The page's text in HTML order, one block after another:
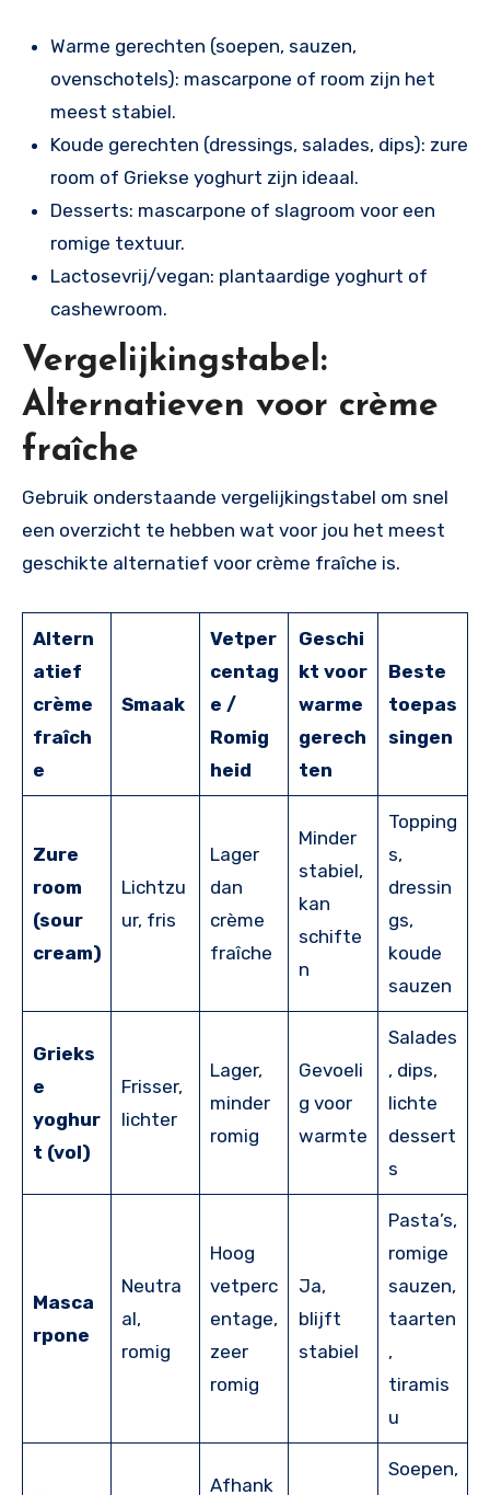
Warme gerechten (soepen, sauzen,
ovenschotels): mascarpone of room zijn het
meest stabiel.
Koude gerechten (dressings, salades, dips): zure
room of Griekse yoghurt zijn ideaal.
Desserts: mascarpone of slagroom voor een
romige textuur.
Lactosevrij/vegan: plantaardige yoghurt of
cashewroom.
Vergelijkingstabel:
Alternatieven voor crème
fraîche
Gebruik onderstaande vergelijkingstabel om snel
een overzicht te hebben wat voor jou het meest
geschikte alternatief voor crème fraîche is.
Altern
atief
crème
fraîch
e
Smaak
Vetper
centag
e /
Romig
heid
Geschi
kt voor
warme
gerech
ten
Beste
toepas
singen
Zure
room
(sour
cream)
Lichtzu
ur, fris
Lager
dan
crème
fraîche
Minder
stabiel,
kan
schifte
n
Topping
s,
dressin
gs,
koude
sauzen
Grieks
e
yoghur
t (vol)
Frisser,
lichter
Lager,
minder
romig
Gevoeli
g voor
warmte
Salades
, dips,
lichte
dessert
s
Masca
rpone
Neutra
al,
romig
Hoog
vetperc
entage,
zeer
romig
Ja,
blijft
stabiel
Pasta’s,
romige
sauzen,
taarten
,
tiramis
u
Afhank
Soepen,